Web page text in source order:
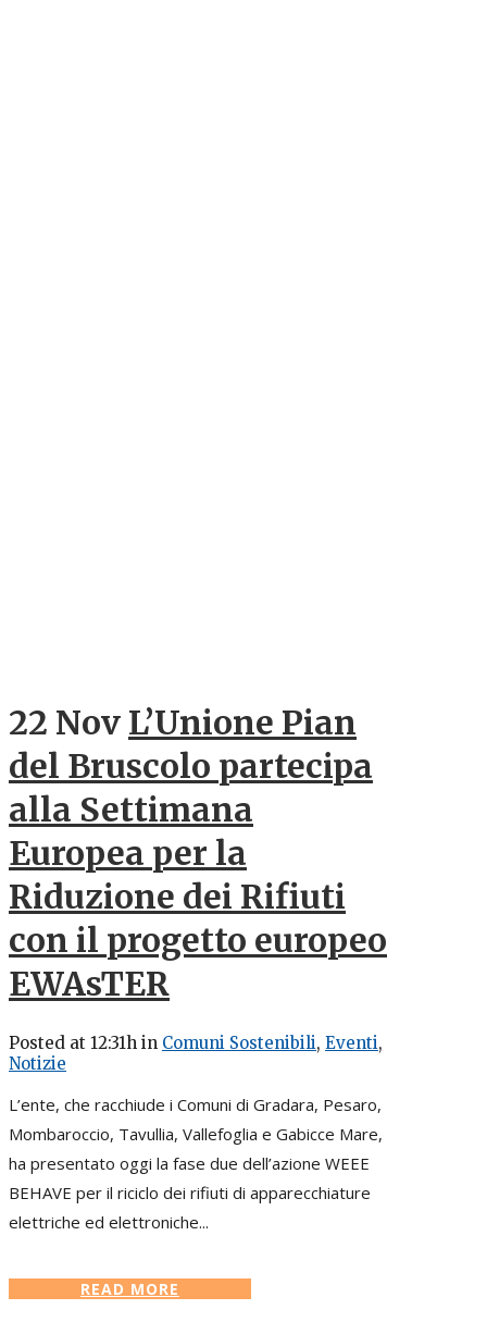
22 Nov L’Unione Pian
del Bruscolo partecipa
alla Settimana
Europea per la
Riduzione dei Rifiuti
con il progetto europeo
EWAsTER
Posted at 12:31h in Comuni Sostenibili, Eventi,
Notizie
L’ente, che racchiude i Comuni di Gradara, Pesaro,
Mombaroccio, Tavullia, Vallefoglia e Gabicce Mare,
ha presentato oggi la fase due dell’azione WEEE
BEHAVE per il riciclo dei rifiuti di apparecchiature
elettriche ed elettroniche...
READ MORE